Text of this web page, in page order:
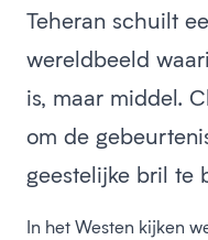
Teheran schuilt
wereldbeeld
is, maar middel.
om de
geestelijke bril te
In het Westen kijken